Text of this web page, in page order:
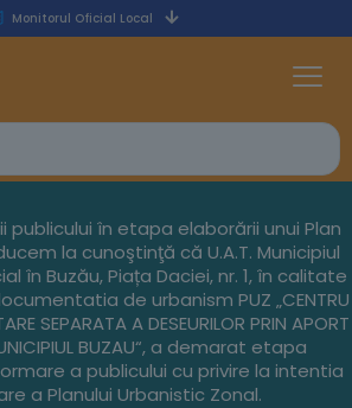
Monitorul Oficial Local
publicului în etapa elaborării unui Plan
la cunoştinţă că U.A.T. Municipiul
în Buzău, Piața Daciei, nr. 1, în calitate
de urbanism PUZ „CENTRU
SEPARATA A DESEURILOR PRIN APORT
BUZAU“, a demarat etapa
a publicului cu privire la intentia
a Planului Urbanistic Zonal.